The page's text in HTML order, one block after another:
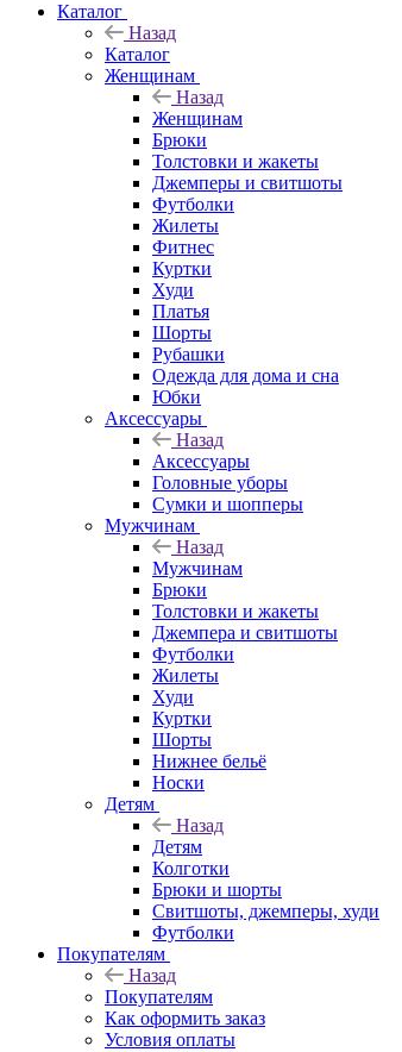
Каталог
Назад
Каталог
Женщинам
Назад
Женщинам
Брюки
Толстовки и жакеты
Джемперы и свитшоты
Футболки
Жилеты
Фитнес
Куртки
Худи
Платья
Шорты
Рубашки
Одежда для дома и сна
Юбки
Аксессуары
Назад
Аксессуары
Головные уборы
Сумки и шопперы
Мужчинам
Назад
Мужчинам
Брюки
Толстовки и жакеты
Джемпера и свитшоты
Футболки
Жилеты
Худи
Куртки
Шорты
Нижнее бельё
Носки
Детям
Назад
Детям
Колготки
Брюки и шорты
Свитшоты, джемперы, худи
Футболки
Покупателям
Назад
Покупателям
Как оформить заказ
Условия оплаты